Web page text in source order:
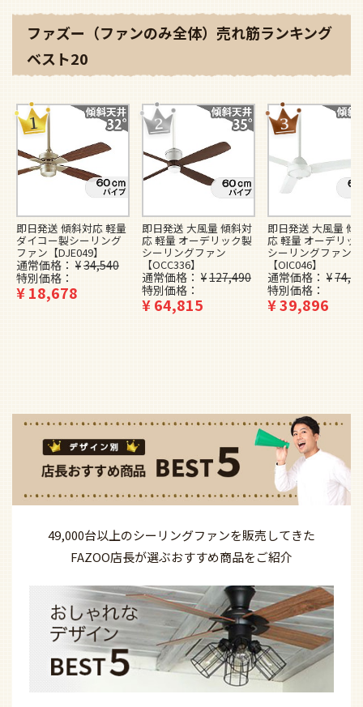
ファズー（ファンのみ全体）売れ筋ランキング
ベスト20
即日発送 傾斜対応 軽量
ダイコー製シーリング
ファン【DJE049】
通常価格 ¥34,540
特別価格
¥18,678
即日発送 大風量 傾斜対
応 軽量 オーデリック製
シーリングファン
【OCC336】
通常価格 ¥127,490
特別価格
¥64,815
即日発送 大風量 傾
応 軽量 オーデリッ
シーリングファン
【OIC046】
通常価格 ¥
特別価格
¥39,896
49,000台以上のシーリングファンを販売してきた
FAZOO店長が選ぶおすすめ商品をご紹介